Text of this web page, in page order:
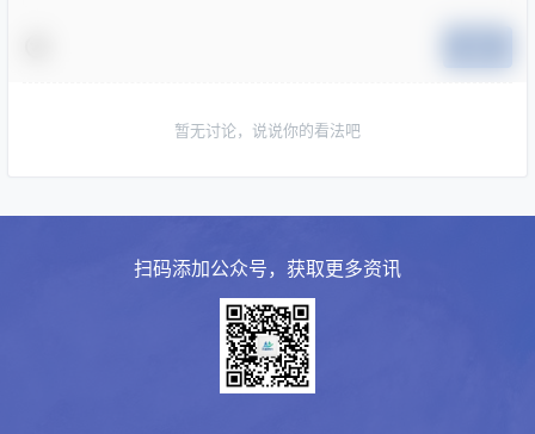
暂无讨论，说说你的看法吧
扫码添加公众号，获取更多资讯